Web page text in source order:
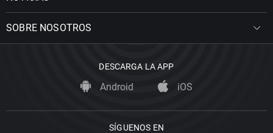
SOBRE NOSOTROS
DESCARGA LA APP
Android iOS
SÍGUENOS EN